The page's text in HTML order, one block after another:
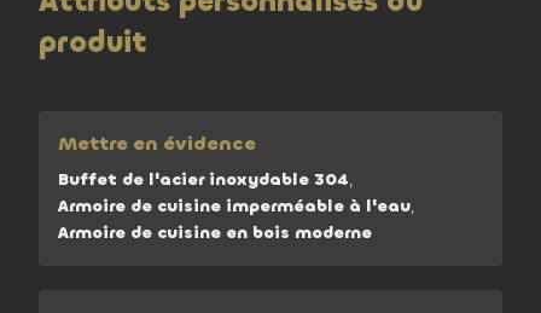
produit
Mettre en évidence
Buffet de l'acier inoxydable 304,
Armoire de cuisine imperméable à l'eau,
Armoire de cuisine en bois moderne